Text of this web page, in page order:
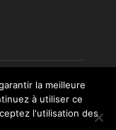
N°3
la meilleure
à utiliser ce
l'utilisation des